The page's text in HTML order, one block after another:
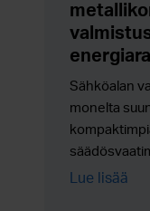
Sähköalan
monelta
Lue lisää